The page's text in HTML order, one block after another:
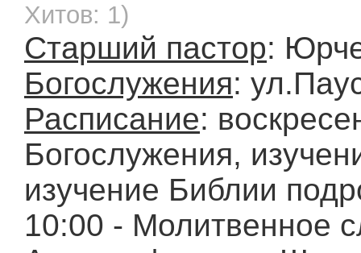
Хитов: 1)
Старший пастор:
Богослужения:
Расписание:
Богослужения,
изучение Библии
10:00 - Молитвенное